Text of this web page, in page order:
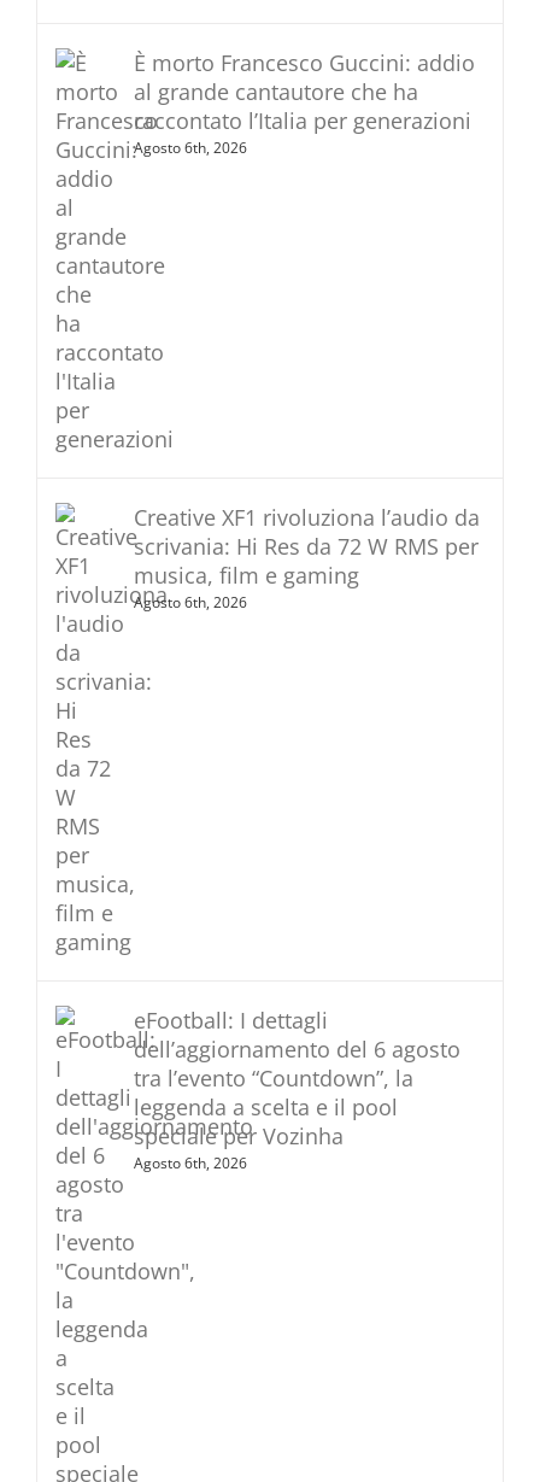
È morto Francesco Guccini: addio
al grande cantautore che ha
raccontato l’Italia per generazioni
Agosto 6th, 2026
Creative XF1 rivoluziona l’audio da
scrivania: Hi Res da 72 W RMS per
musica, film e gaming
Agosto 6th, 2026
eFootball: I dettagli
dell’aggiornamento del 6 agosto
tra l’evento “Countdown”, la
leggenda a scelta e il pool
speciale per Vozinha
Agosto 6th, 2026